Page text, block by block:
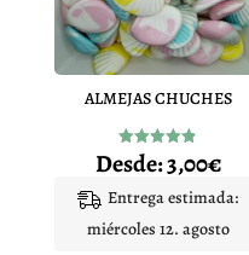
elegir
en
la
de
ALMEJAS CHUCHES
Valorado
con
de 5
Desde:3,00€
Entrega estimada:
miércoles 12. agosto